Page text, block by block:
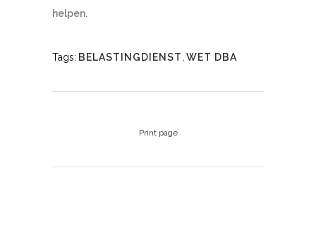
helpen.
Tags: BELASTINGDIENST,WET DBA
Print page